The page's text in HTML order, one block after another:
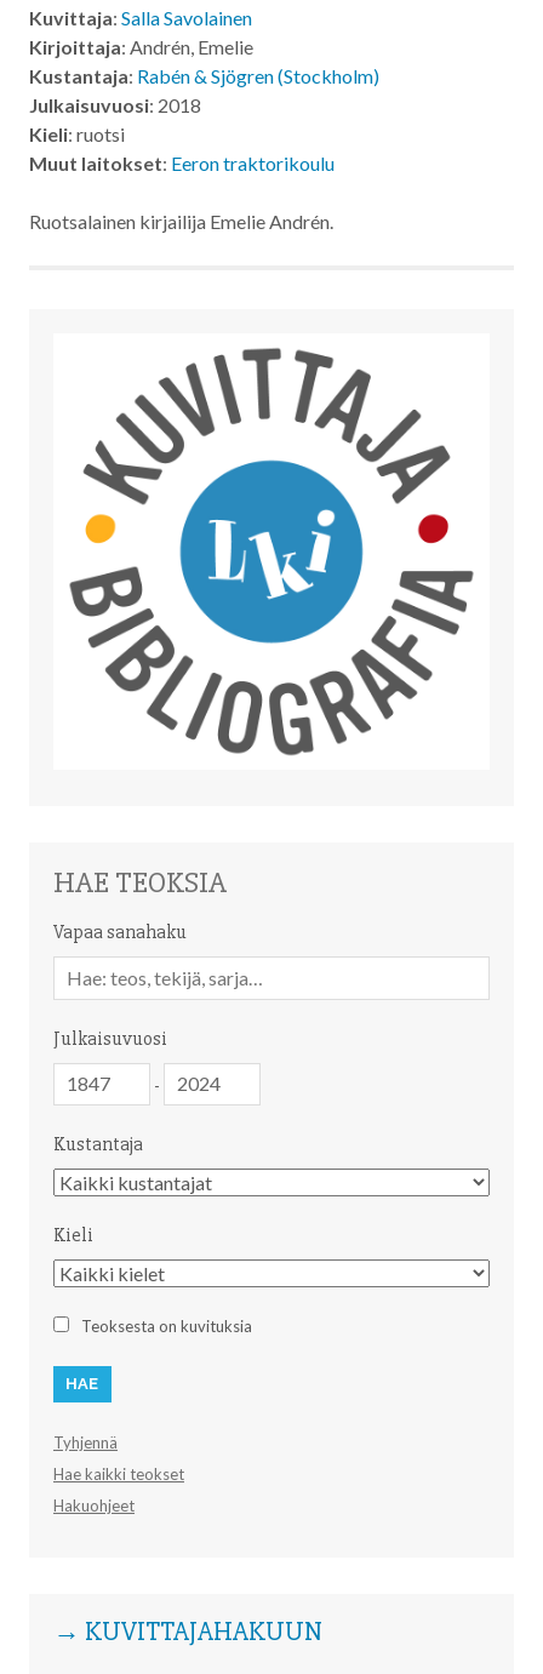
Kuvittaja: Salla Savolainen
Kirjoittaja: Andrén, Emelie
Kustantaja: Rabén & Sjögren (Stockholm)
Julkaisuvuosi: 2018
Kieli: ruotsi
Muut laitokset: Eeron traktorikoulu
Ruotsalainen kirjailija Emelie Andrén.
HAE TEOKSIA
Vapaa sanahaku
sanahaku
Julkaisuvuosi
-
Kustantaja
Kustantaja
Kieli
Kieli
Teoksesta on kuvituksia
Tyhjennä
Hae kaikki teokset
Hakuohjeet
→ KUVITTAJAHAKUUN